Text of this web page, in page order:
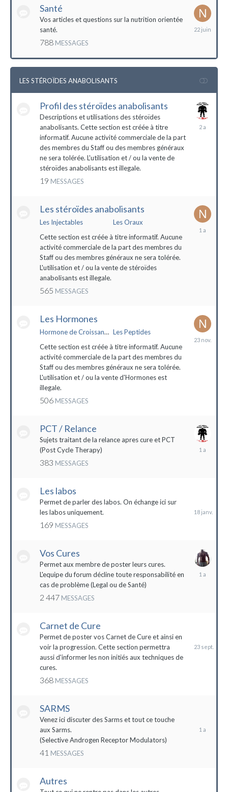
Santé
Vos articles et questions sur la nutrition orientée
santé.
788 MESSAGES
22
LES STÉROÏDES ANABOLISANTS
Profil des stéroïdes anabolisants
Descriptions et utilisations des stéroïdes
anabolisants. Cette section est créée à titre
informatif. Aucune activité commerciale de la part
des membres du Staff ou des membres généraux
ne sera tolérée. L'utilisation et / ou la vente de
stéroïdes anabolisants est illegale.
19 MESSAGES
26
Les stéroïdes anabolisants
Les Injectables
Les Oraux
Cette section est créée à titre informatif. Aucune
activité commerciale de la part des membres du
Staff ou des membres généraux ne sera tolérée.
L'utilisation et / ou la vente de stéroïdes
anabolisants est illegale.
565 MESSAGES
Les Hormones
Hormone de Croissance (HGH) Les Peptides
Cette section est créée à titre informatif. Aucune
activité commerciale de la part des membres du
Staff ou des membres généraux ne sera tolérée.
L'utilisation et / ou la vente d'Hormones est
illegale.
506 MESSAGES
23
PCT / Relance
Sujets traitant de la relance apres cure et PCT
(Post Cycle Therapy)
383 MESSAGES
13
Les labos
Permet de parler des labos. On échange ici sur
les labos uniquement.
169 MESSAGES
Vos Cures
Permet aux membre de poster leurs cures.
L'equipe du forum décline toute responsabilité en
cas de problème (Legal ou de Santé)
2 447 MESSAGES
28
Carnet de Cure
Permet de poster vos Carnet de Cure et ainsi en
voir la progression. Cette section permettra
aussi d'informer les non initiés aux techniques de
cures.
368 MESSAGES
2023
SARMS
Venez ici discuter des Sarms et tout ce touche
aux Sarms.
(Selective Androgen Receptor Modulators)
41 MESSAGES
2022
Autres